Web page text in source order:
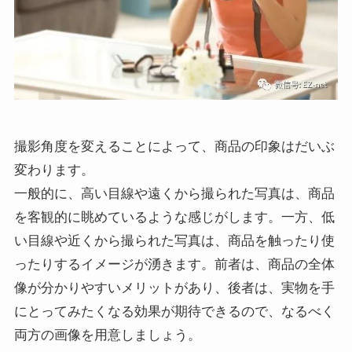
撮影角度を変えることによって、商品の印象はだいぶ
変わります。
一般的に、高い目線や遠くから撮られた写真は、商品
を客観的に眺めているような感じがします。一方、低
い目線や近くから撮られた写真は、商品を触ったり使
ったりするイメージが湧きます。 前者は、商品の全体
像が分かりやすいメリットがあり、後者は、実物を手
にとってみたくなる効果が期待できるので、なるべく
両方の画像を用意しましょう。